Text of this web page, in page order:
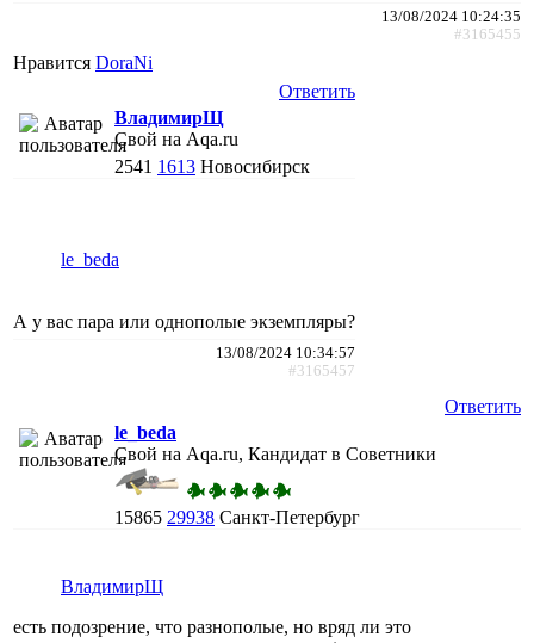
13/08/2024 10:24:35
#3165455
Нравится DoraNi
Ответить
ВладимирЩ
Свой на Aqa.ru
2541 1613 Новосибирск
le_beda
А у вас пара или однополые экземпляры?
13/08/2024 10:34:57
#3165457
Ответить
le_beda
Свой на Aqa.ru, Кандидат в Советники
15865 29938 Санкт-Петербург
ВладимирЩ
есть подозрение, что разнополые, но вряд ли это